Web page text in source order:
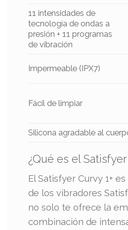
11 intensidades de
tecnología de ondas a
presión + 11 programas
de vibración
Impermeable (IPX7)
Fácil de limpiar
Silicona agradable al
¿Qué es el Satisfyer
El Satisfyer Curvy 1+
de los vibradores
no solo te ofrece la
combinación de